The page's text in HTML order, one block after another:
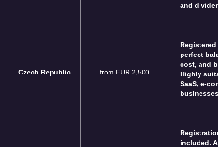
and
Czech Republic from EUR 2,500
perfect
cost, and
Highly
SaaS, e-
included.